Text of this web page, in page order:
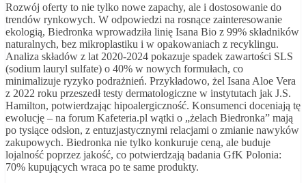
Rozwój oferty to nie tylko nowe zapachy, ale i dostosowanie do
trendów rynkowych. W odpowiedzi na rosnące zainteresowanie
ekologią, Biedronka wprowadziła linię Isana Bio z 99% składników
naturalnych, bez mikroplastiku i w opakowaniach z recyklingu.
Analiza składów z lat 2020-2024 pokazuje spadek zawartości SLS
(sodium lauryl sulfate) o 40% w nowych formułach, co
minimalizuje ryzyko podrażnień. Przykładowo, żel Isana Aloe Vera
z 2022 roku przeszedł testy dermatologiczne w instytutach jak J.S.
Hamilton, potwierdzając hipoalergiczność. Konsumenci doceniają tę
ewolucję – na forum Kafeteria.pl wątki o „żelach Biedronka” mają
po tysiące odsłon, z entuzjastycznymi relacjami o zmianie nawyków
zakupowych. Biedronka nie tylko konkuruje ceną, ale buduje
lojalność poprzez jakość, co potwierdzają badania GfK Polonia:
70% kupujących wraca po te same produkty.